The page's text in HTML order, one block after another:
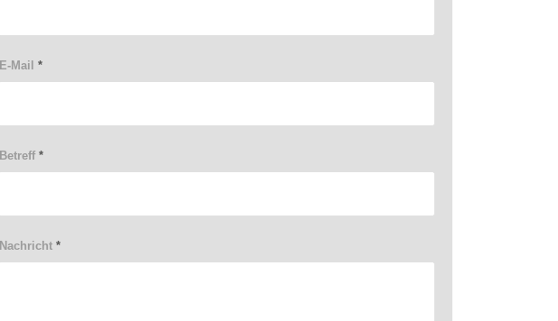
E-Mail*
Betreff*
Nachricht*